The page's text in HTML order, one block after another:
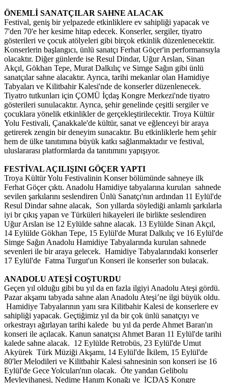
ÖNEMLİ SANATÇILAR SAHNE ALACAK
Festival, geniş bir yelpazede etkinliklere ev sahipliği yapacak ve
7'den 70'e her kesime hitap edecek. Konserler, sergiler, tiyatro
gösterileri ve çocuk atölyeleri gibi birçok etkinlik düzenlenecektir.
Konserlerin başlangıcı, ünlü sanatçı Ferhat Göçer'in performansıyla
olacaktır. Diğer günlerde ise Resul Dindar, Uğur Arslan, Sinan
Akçıl, Gökhan Tepe, Murat Dalkılıç ve Simge Sağın gibi ünlü
sanatçılar sahne alacaktır. Ayrıca, tarihi mekanlar olan Hamidiye
Tabyaları ve Kilitbahir Kalesi'nde de konserler düzenlenecek.
Tiyatro tutkunları için ÇOMÜ İçdaş Kongre Merkezi'nde tiyatro
gösterileri sunulacaktır. Ayrıca, şehir genelinde çeşitli sergiler ve
çocuklara yönelik etkinlikler de gerçekleştirilecektir. Troya Kültür
Yolu Festivali, Çanakkale'de kültür, sanat ve eğlenceyi bir araya
getirerek zengin bir deneyim sunacaktır. Bu etkinliklerle hem şehir
hem de ülke tanıtımına büyük katkı sağlanmaktadır ve festival,
uluslararası platformlarda da tanıtımını yapışıyor.
FESTİVAL AÇILIŞINI GÖÇER YAPTI
Troya Kültür Yolu Festivalinin Konser bölümünde sahneye ilk
Ferhat Göçer çıktı. Anadolu Hamidiye tabyalarına kurulan sahnede
sevilen şarkılarını seslendiren Ünlü Sanatçı'nın ardından 11 Eylül'de
Resul Dindar sahne alacak, Son yıllarda söylediği anlamlı şarkılarla
iyi br çıkış yapan ve Türküleri hikayeleri ile birlikte seslendiren
Uğur Arslan ise 12 Eylülde sahne alacak. 13 Eylülde Sinan Akçıl,
14 Eylülde Gökhan Tepe, 15 Eylül'de Murat Dalkılıç ve 16 Eylül'de
Simge Sağın Anadolu Hamidiye Tabyalarında kurulan sahnede
sevenleri ile bir araya gelecek. Hamidiye Tabyalarındaki konserler
17 Eylül'de Fatma Turgut'un Konseri ile konserler son bulacak.
ANADOLU ATEŞİ COŞTURDU
Geçen yıl olduğu gibi bu yıl da en fazla ilgiyi Anadolu Ateşi gördü.
Pazar akşamı tabyada sahne alan Anadolu Ateşi’ne ilgi büyük oldu.
Hamidiye Tabyalarının yanı sıra Kilitbahir Kalesi de konserlere ev
sahipliği yapacak. Geçtiğimiz yıl da bir çok ünlü sanatçıyı ve
orkestrayı ağırlayan tarihi kalede bu yıl da perde Ahmet Baran'ın
konseri ile açılacak. Kanun sanatçısı Ahmet Baran 11 Eylül'de tarihi
kalede sahne alacak. 12 Eylülde Retrobüs, 23 Eylül'de Umut
Akyürek Türk Müziği Akşamı, 14 Eylül'de İkilem, 15 Eylül'de
80'ler Melodileri ve Kilitbahir Kalesi sahnesinin son konseri ise 16
Eylül'de Gece Yolcuları'nın olacak. Öte yandan Gelibolu
Mevlevihanesi, Nedime Hanım Konağı ve İÇDAŞ Kongre